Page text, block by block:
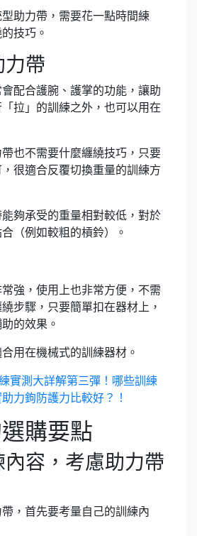
助力帶，需要花一點時間練
技巧。
力帶
配合護腕、護掌的功能，讓助
拉」的訓練之外，也可以用在
也不需要什麼纏繞技巧，只要
很適合反覆切換重量的訓練方
夠承受的重量相對較低，對於
（例如較粗的槓鈴）。
強，使用上也非常方便，不需
步驟，只要簡單扣在器材上，
的效果。
用在機械式的訓練器材。
實測大詳解第三彈！哪些訓練
力鉤防護力比較好？！
購要點
內容，考慮助力帶
，首先要考量自己的訓練內